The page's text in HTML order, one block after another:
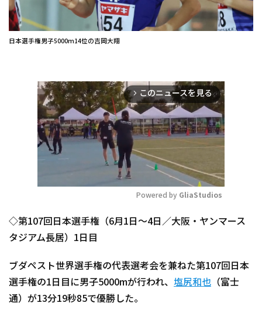
日本選手権男子5000m14位の吉岡大翔
arrow_forward_ios このニュースを見る
Mute
Powered by GliaStudios
◇第107回日本選手権（6月1日～4日／大阪・ヤンマース
タジアム長居）1日目
ブダペスト世界選手権の代表選考会を兼ねた第107回日本
選手権の1日目に男子5000mが行われ、 塩尻和也 （富士
通）が13分19秒85で優勝した。